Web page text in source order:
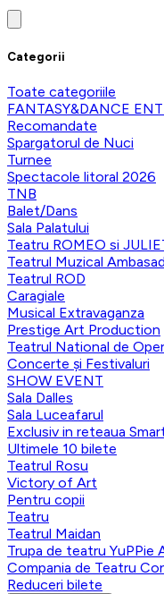
Categorii
Toate categoriile
FANTASY&DANCE
Recomandate
Spargatorul de Nuci
Turnee
Spectacole litoral 2026
TNB
Balet/Dans
Sala Palatului
Teatru ROMEO si
Teatrul Muzical
Teatrul ROD
Caragiale
Musical Extravaganza
Prestige Art Production
Teatrul National de
Concerte și Festivaluri
SHOW EVENT
Sala Dalles
Sala Luceafarul
Exclusiv in reteaua
Ultimele 10 bilete
Teatrul Rosu
Victory of Art
Pentru copii
Teatru
Teatrul Maidan
Trupa de teatru YuPPie
Compania de Teatru
Reduceri bilete